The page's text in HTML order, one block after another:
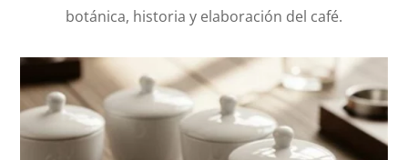
botánica, historia y elaboración del café.